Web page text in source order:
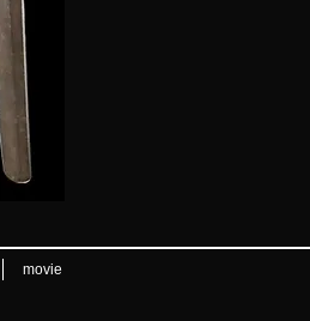
movie